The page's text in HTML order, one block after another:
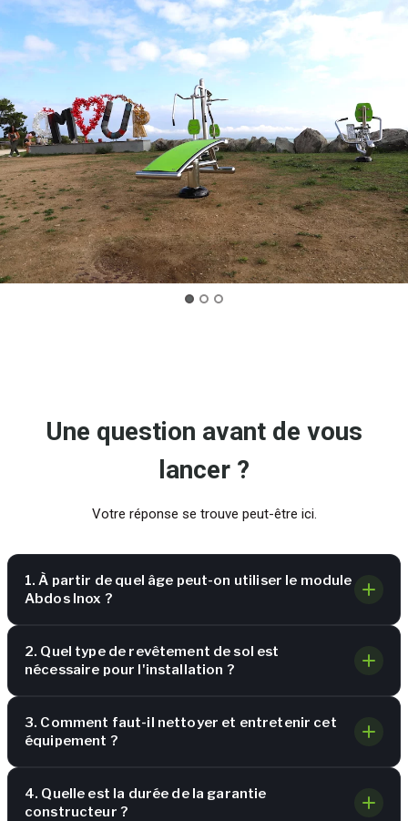
Une question avant de vous
lancer ?
Votre réponse se trouve peut-être ici.
1. À partir de quel âge peut-on utiliser le module
Abdos Inox ?
2. Quel type de revêtement de sol est
nécessaire pour l'installation ?
3. Comment faut-il nettoyer et entretenir cet
équipement ?
4. Quelle est la durée de la garantie
constructeur ?